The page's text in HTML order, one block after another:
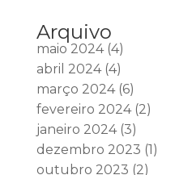
Arquivo
maio 2024(4)
abril 2024(4)
março 2024(6)
fevereiro 2024(2)
janeiro 2024(3)
dezembro 2023 (1)
outubro 2023 (2)